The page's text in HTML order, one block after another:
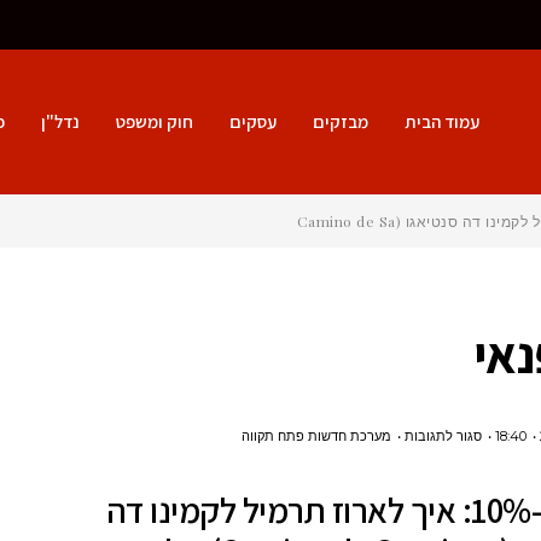
עמוד הבית מבזקים עסקים חוק ומשפט נדל"ן
18:40 סגור לתגובותעל
איך
מערכת חדשות פתח תקווה
חוק ה-10%: איך לארוז תרמיל לקמינו דה